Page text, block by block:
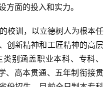
方面的投入和实力。
创新精神和工匠精神的高层
别涵盖职业本科、专科、
、高本贯通、五年制衔接贯